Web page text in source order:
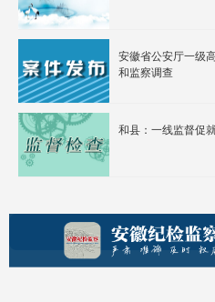
安徽省公安厅一级
和监察调查
和县：一线监督促